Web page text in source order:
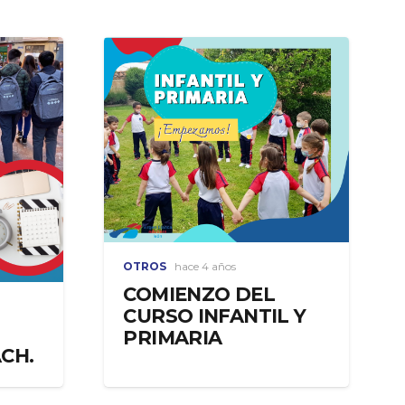
OTROS hace 4 años
COMIENZO DEL
CURSO INFANTIL Y
PRIMARIA